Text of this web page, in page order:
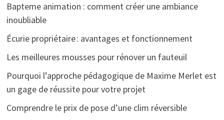
Bapteme animation : comment créer une ambiance
inoubliable
Écurie propriétaire : avantages et fonctionnement
Les meilleures mousses pour rénover un fauteuil
Pourquoi l’approche pédagogique de Maxime Merlet est
un gage de réussite pour votre projet
Comprendre le prix de pose d’une clim réversible